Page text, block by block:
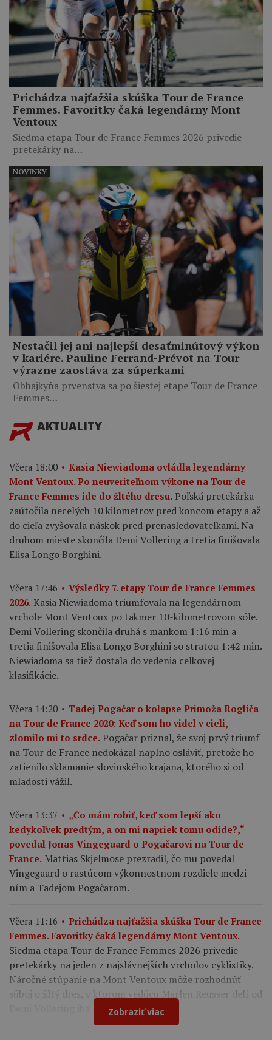
Prichádza najťažšia skúška Tour de France
Femmes. Favoritky čaká legendárny Mont
Ventoux
Siedma etapa Tour de France Femmes 2026 privedie
pretekárky na…
Nestačil jej ani najlepší desaťminútový výkon
v kariére. Pauline Ferrand-Prévot na Tour
výrazne zaostáva za súperkami
Obhajkyňa prvenstva sa po šiestej etape Tour de France
Femmes…
NOVINKY
AKTUALITY
Včera 18:00
Kasia Niewiadoma ovládla legendárny
Mont Ventoux. Po neuveriteľnom výkone na Tour de
France Femmes ide do žltého dresu. Poľská pretekárka
zaútočila necelých 10 kilometrov pred koncom etapy a až
do cieľa zvyšovala náskok pred prenasledovateľkami. Na
druhom mieste skončila Demi Vollering a tretia finišovala
Elisa Longo Borghini.
Včera 17:46
Výsledky 7. etapy Tour de France Femmes
2026. Kasia Niewiadoma triumfovala na legendárnom
vrchole Mont Ventoux po takmer 10-kilometrovom sóle.
Demi Vollering skončila druhá s mankom 1:16 min a
tretia finišovala Elisa Longo Borghini so stratou 1:42 min.
Niewiadoma sa tiež dostala do vedenia celkovej
klasifikácie.
Včera 14:20
Tadej Pogačar o kolapse Primoža Rogliča
na Tour de France 2020: Keď som ho videl v cieli,
zlomilo mi to srdce. Pogačar priznal, že svoj prvý triumf
na Tour de France nedokázal naplno osláviť, pretože ho
zatienilo sklamanie slovinského krajana, ktorého si od
mladosti vážil.
Včera 13:37
„Čo mám robiť, keď som lepší ako
kedykoľvek predtým, a on mi napriek tomu odíde?,“
povedal Jonas Vingegaard o Pogačarovi na Tour de
France. Mattias Skjelmose prezradil, čo mu povedal
Vingegaard o rastúcom výkonnostnom rozdiele medzi
ním a Tadejom Pogačarom.
Včera 11:16
Prichádza najťažšia skúška Tour de France
Femmes. Favoritky čaká legendárny Mont Ventoux.
Siedma etapa Tour de France Femmes 2026 privedie
pretekárky na jeden z najslávnejších vrcholov cyklistiky.
Náročné stúpanie na Mont Ventoux môže rozhodnúť
súboj o žltý dres, v ktorom vedúcu Marlen Reusser delí od
Demi Vollering iba 12 sekúnd.
Zobraziť viac